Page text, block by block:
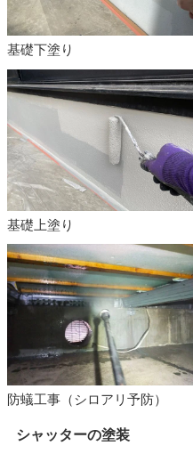
基礎下塗り
基礎上塗り
防蟻工事（シロアリ予防）
シャッターの塗装